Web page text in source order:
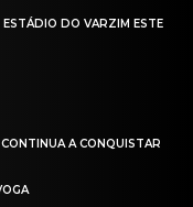
ESTÁDIO DO VARZIM ESTE
A CONQUISTAR